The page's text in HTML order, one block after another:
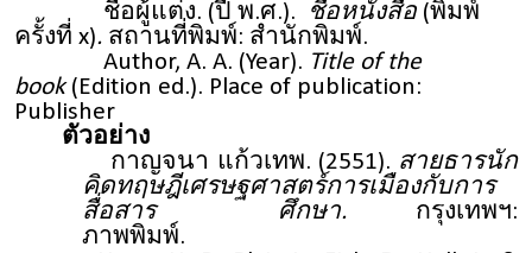
ชื่อผู้แต่ง. (ปี พ.ศ.). ชื่อหนังสือ (พิมพ์
ครั้งที่ x). สถานที่พิมพ์: สำนักพิมพ์.
Author, A. A. (Year). Title of the
book(Edition ed.). Place of publication:
Publisher
ตัวอย่าง
กาญจนา แก้วเทพ. (2551). สายธารนัก
คิดทฤษฎีเศรษฐศาสตร์การเมืองกับการ
สื่อสาร ศึกษา.กรุงเทพฯ:
ภาพพิมพ์.